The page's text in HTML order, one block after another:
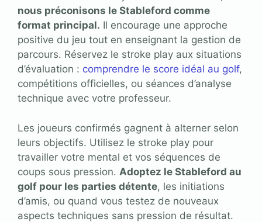
nous préconisons le Stableford comme
format principal. Il encourage une approche
positive du jeu tout en enseignant la gestion de
parcours. Réservez le stroke play aux situations
d’évaluation : comprendre le score idéal au golf,
compétitions officielles, ou séances d’analyse
technique avec votre professeur.
Les joueurs confirmés gagnent à alterner selon
leurs objectifs. Utilisez le stroke play pour
travailler votre mental et vos séquences de
coups sous pression. Adoptez le Stableford au
golf pour les parties détente, les initiations
d’amis, ou quand vous testez de nouveaux
aspects techniques sans pression de résultat.